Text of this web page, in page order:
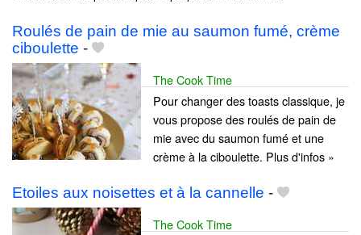
Roulés de pain de mie au saumon fumé, crème
ciboulette -
The Cook Time
Pour changer des toasts classique, je
vous propose des roulés de pain de
mie avec du saumon fumé et une
crème à la ciboulette. Plus d'infos »
Etoiles aux noisettes et à la cannelle -
The Cook Time